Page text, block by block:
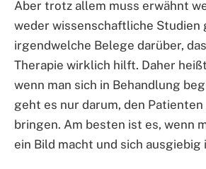
Aber trotz allem muss erwähnt
weder wissenschaftliche Studien
irgendwelche Belege darüber,
Therapie wirklich hilft. Daher
wenn man sich in Behandlung
geht es nur darum, den Patienten
bringen. Am besten ist es, wenn
ein Bild macht und sich